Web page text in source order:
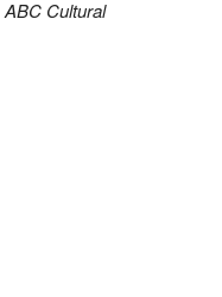
ABC Cultural